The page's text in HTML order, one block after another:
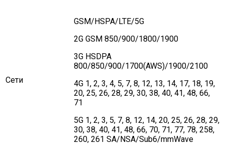
Сети
GSM/HSPA/LTE/5G
2G GSM 850/900/1800/1900
3G HSDPA
800/850/900/1700(AWS)/1900/2100
4G 1, 2, 3, 4, 5, 7, 8, 12, 13, 14, 17, 18, 19,
20, 25, 26, 28, 29, 30, 38, 40, 41, 48, 66,
71
5G 1, 2, 3, 5, 7, 8, 12, 14, 20, 25, 26, 28, 29,
30, 38, 40, 41, 48, 66, 70, 71, 77, 78, 258,
260, 261 SA/NSA/Sub6/mmWave